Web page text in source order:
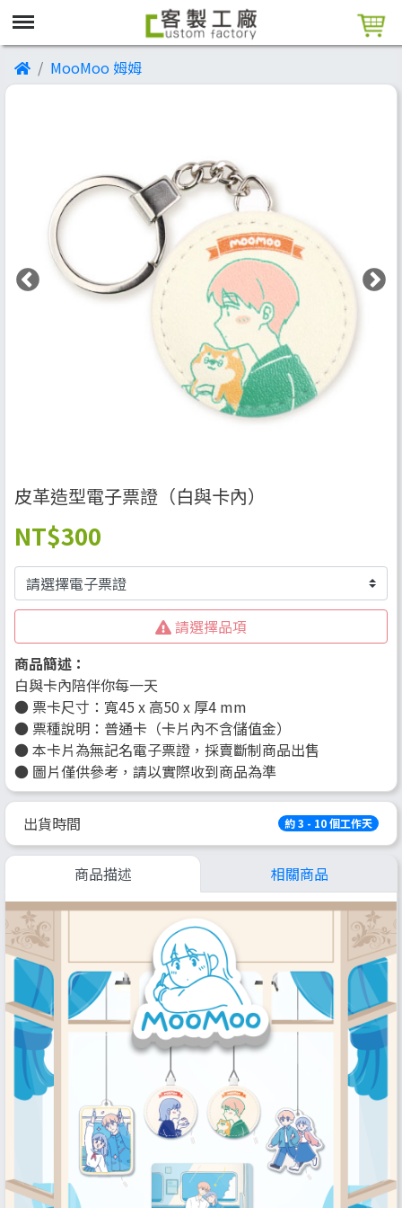
MooMoo 姆姆
皮革造型電子票證（白與卡內）
NT$300
請選擇品項
商品簡述：
白與卡內陪伴你每一天
● 票卡尺寸：寬45 x 高50 x 厚4 mm
● 票種說明：普通卡（卡片內不含儲值金）
● 本卡片為無記名電子票證，採賣斷制商品出售
● 圖片僅供參考，請以實際收到商品為準
出貨時間 約 3 - 10 個工作天
商品描述 相關商品